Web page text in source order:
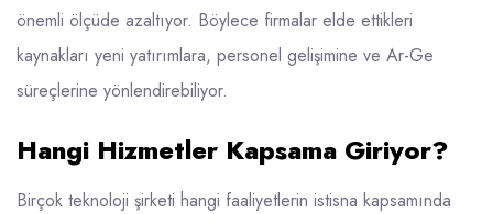
önemli ölçüde azaltıyor. Böylece firmalar elde ettikleri
kaynakları yeni yatırımlara, personel gelişimine ve Ar-Ge
süreçlerine yönlendirebiliyor.
Hangi Hizmetler Kapsama Giriyor?
Birçok teknoloji şirketi hangi faaliyetlerin istisna kapsamında